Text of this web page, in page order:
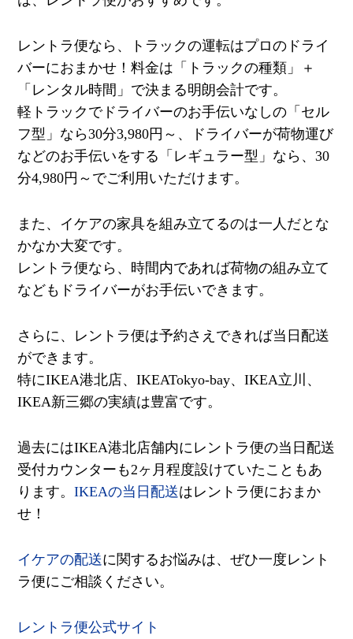
レントラ便なら、トラックの運転はプロのドライ
バーにおまかせ！料金は「トラックの種類」＋
「レンタル時間」で決まる明朗会計です。
軽トラックでドライバーのお手伝いなしの「セル
フ型」なら30分3,980円～、ドライバーが荷物運び
などのお手伝いをする「レギュラー型」なら、 30
分4,980円～でご利用いただけます。
また、イケアの家具を組み立てるのは一人だとな
かなか大変です。
レントラ便なら、時間内であれば荷物の組み立て
などもドライバーがお手伝いできます。
さらに、レントラ便は予約さえできれば当日配送
ができます。
特にIKEA港北店、 IKEATokyo-bay、 IKEA立川、
IKEA新三郷の実績は豊富です。
過去にはIKEA港北店舗内にレントラ便の当日配送
受付カウンターも2ヶ月程度設けていたこともあ
ります。 IKEAの当日配送はレントラ便におまか
せ！
イケアの配送に関するお悩みは、ぜひ一度レント
ラ便にご相談ください。
レントラ便公式サイト